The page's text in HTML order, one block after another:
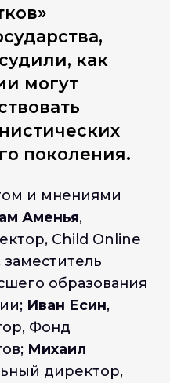
как
могут
поколения.
и мнениями
Аменья,
Child Online
заместитель
образования
Иван Есин,
Фонд
Михаил
директор,